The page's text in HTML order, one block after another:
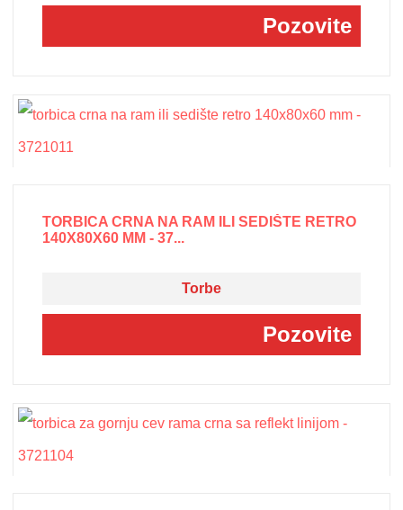
Pozovite
TORBICA CRNA NA RAM ILI SEDIŠTE RETRO
140X80X60 MM - 37...
Torbe
Pozovite